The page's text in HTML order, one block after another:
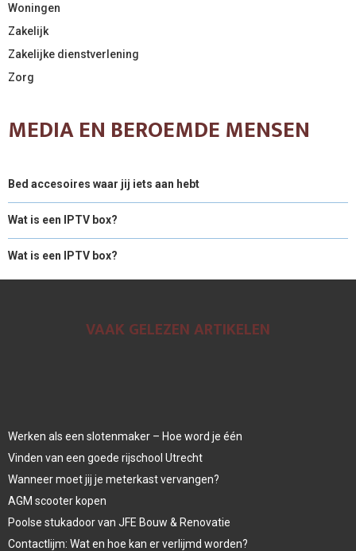
Woningen
Zakelijk
Zakelijke dienstverlening
Zorg
MEDIA EN BEROEMDE MENSEN
Bed accesoires waar jij iets aan hebt
Wat is een IPTV box?
Wat is een IPTV box?
VAAK GELEZEN ARTIKELEN
Werken als een slotenmaker – Hoe word je één
Vinden van een goede rijschool Utrecht
Wanneer moet jij je meterkast vervangen?
AGM scooter kopen
Poolse stukadoor van JFE Bouw & Renovatie
Contactlijm: Wat en hoe kan er verlijmd worden?